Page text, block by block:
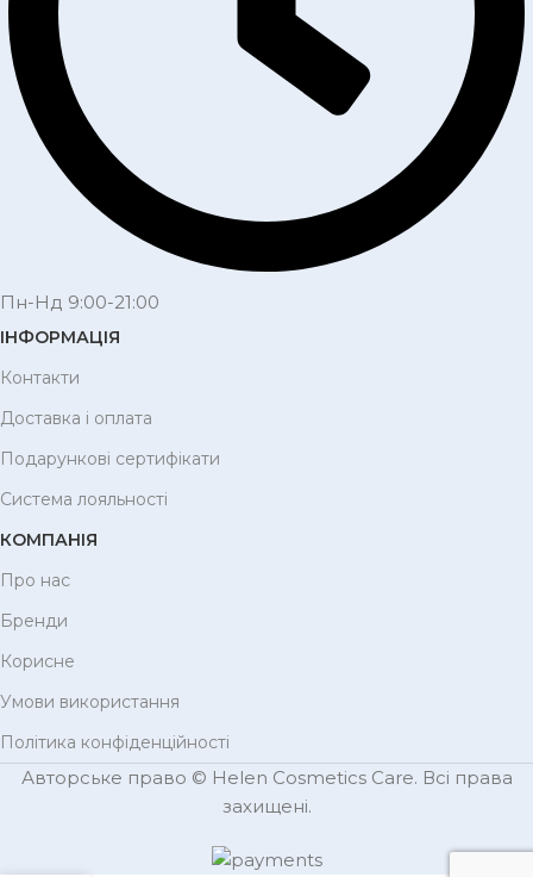
Пн-Нд 9:00-21:00
ІНФОРМАЦІЯ
Контакти
Доставка і оплата
Подарункові сертифікати
Система лояльності
КОМПАНІЯ
Про нас
Бренди
Корисне
Умови використання
Політика конфіденційності
Авторське право © Helen Cosmetics Care. Всі права
захищені.